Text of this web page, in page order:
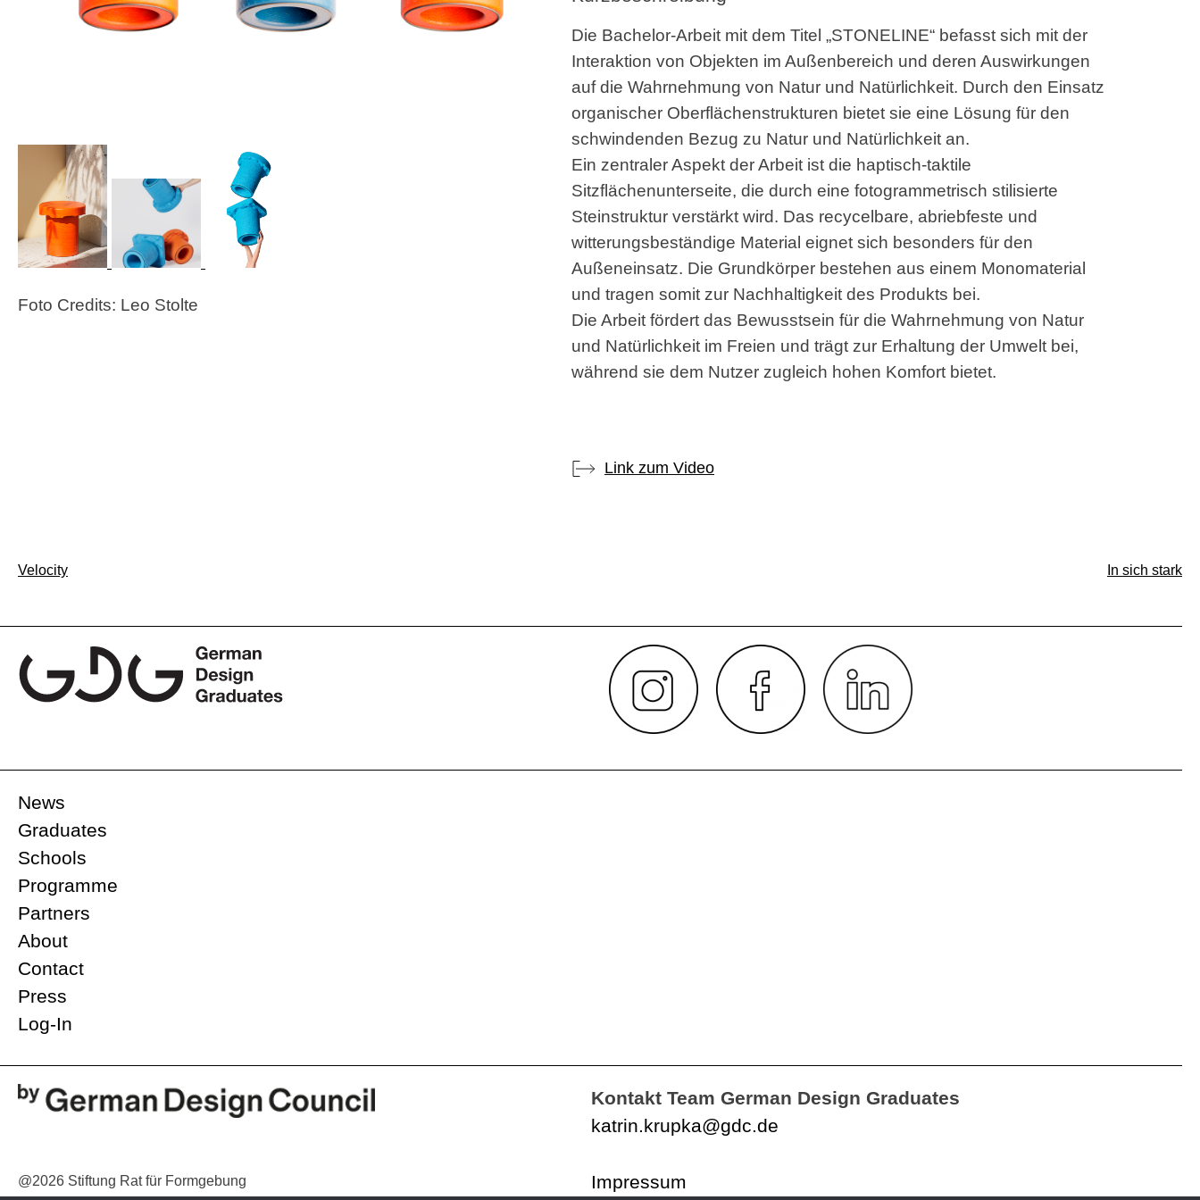
Foto Credits: Leo Stolte
Die Bachelor-Arbeit mit dem Titel „STONELINE“ befasst sich mit der
Interaktion von Objekten im Außenbereich und deren Auswirkungen
auf die Wahrnehmung von Natur und Natürlichkeit. Durch den Einsatz
organischer Oberflächenstrukturen bietet sie eine Lösung für den
schwindenden Bezug zu Natur und Natürlichkeit an.
Ein zentraler Aspekt der Arbeit ist die haptisch-taktile
Sitzflächenunterseite, die durch eine fotogrammetrisch stilisierte
Steinstruktur verstärkt wird. Das recycelbare, abriebfeste und
witterungsbeständige Material eignet sich besonders für den
Außeneinsatz. Die Grundkörper bestehen aus einem Monomaterial
und tragen somit zur Nachhaltigkeit des Produkts bei.
Die Arbeit fördert das Bewusstsein für die Wahrnehmung von Natur
und Natürlichkeit im Freien und trägt zur Erhaltung der Umwelt bei,
während sie dem Nutzer zugleich hohen Komfort bietet.
Link zum Video
Beitragsnavigation
Velocity In sich stark
News
Graduates
Schools
Programme
Partners
About
Contact
Press
Log-In
@2026 Stiftung Rat für Formgebung
Kontakt Team German Design Graduates
katrin.krupka@gdc.de
Impressum